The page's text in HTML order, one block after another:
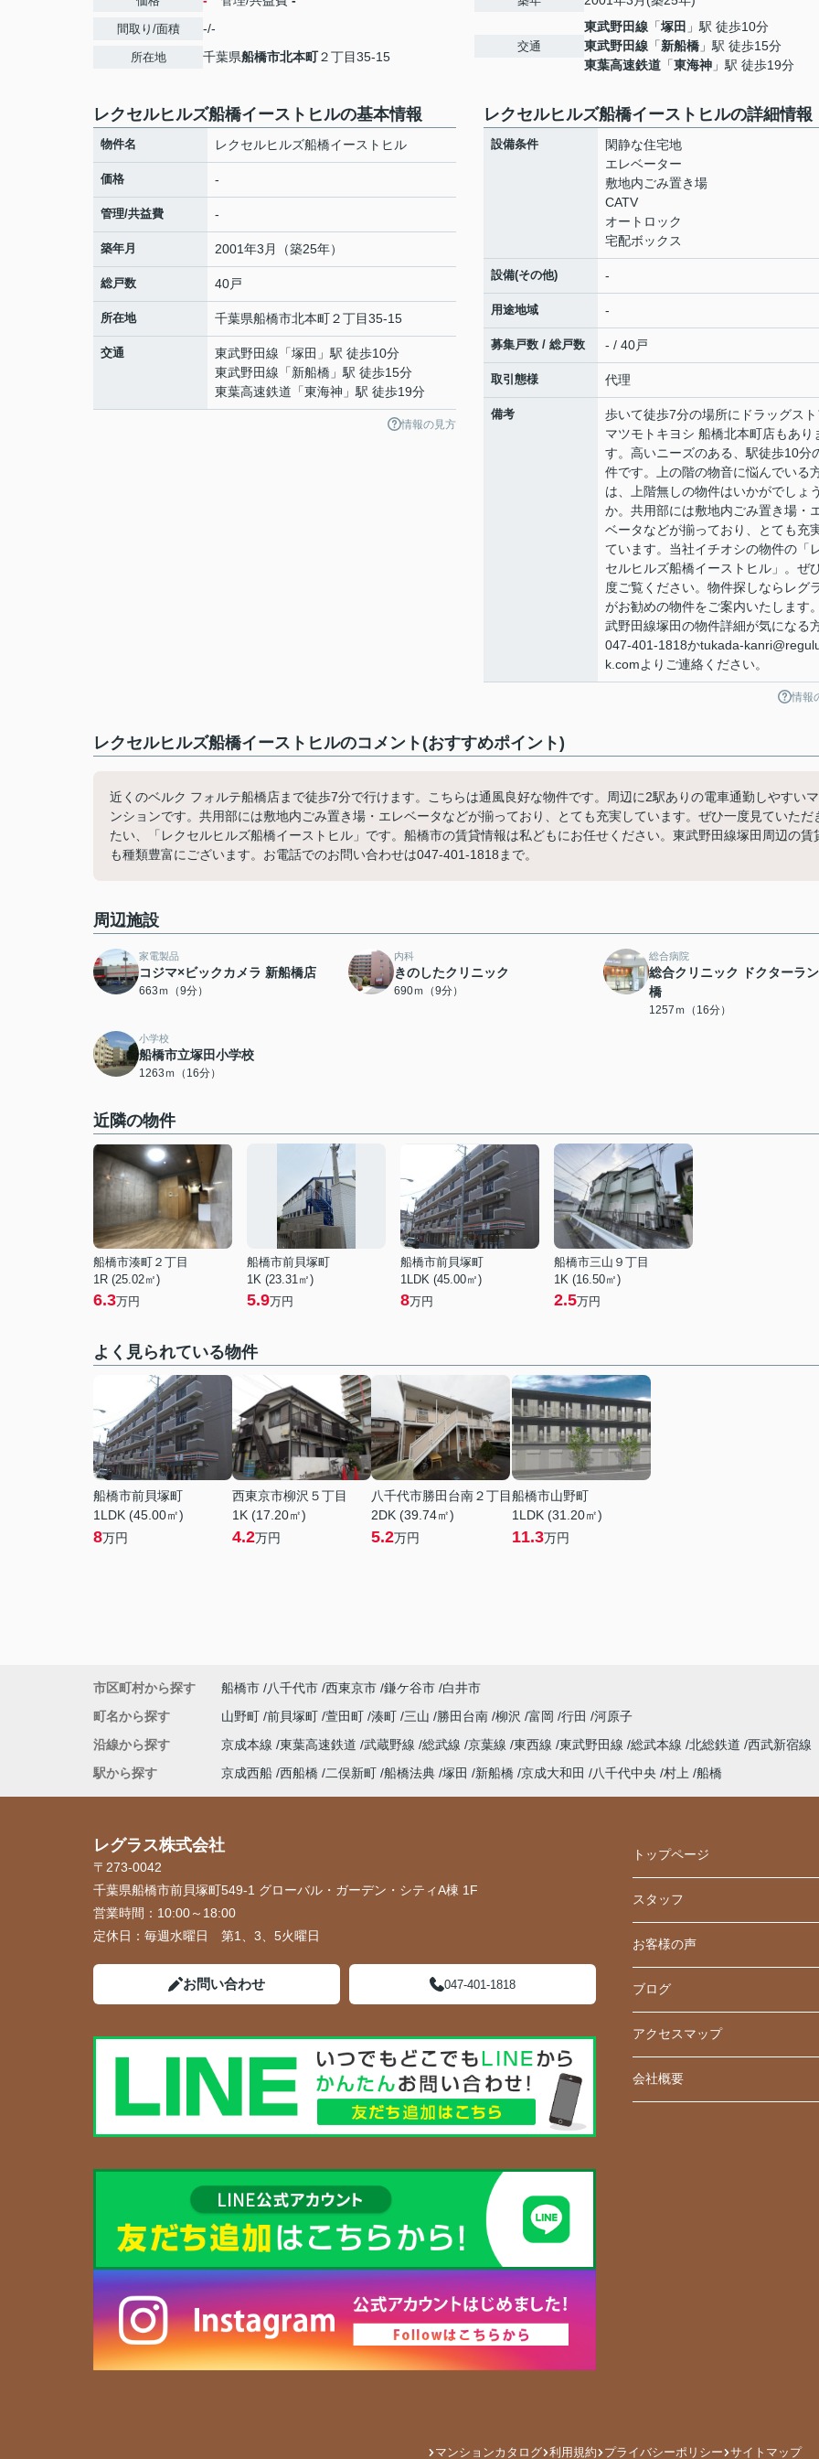
間取り/面積 -/-
所在地 千葉県船橋市北本町２丁目35-15
交通
東武野田線 「塚田 」駅 徒歩10分
東武野田線 「新船橋 」駅 徒歩15分
東葉高速鉄道 「東海神 」駅 徒歩19分
レクセルヒルズ船橋イーストヒルの基本情報
物件名 レクセルヒルズ船橋イーストヒル
価格 -
管理/共益費 -
築年月 2001年3月（築25年）
総戸数 40戸
所在地 千葉県船橋市北本町２丁目35-15
交通 東武野田線 「塚田 」駅 徒歩10分
東武野田線 「新船橋 」駅 徒歩15分
東葉高速鉄道 「東海神 」駅 徒歩19分
情報の見方
レクセルヒルズ船橋イーストヒルの詳細情報
設備条件
閑静な住宅地
エレベーター
敷地内ごみ置き場
CATV
オートロック
宅配ボックス
設備(その他) -
用途地域 -
募集戸数 / 総戸数 - / 40戸
取引態様 代理
備考
歩いて徒歩7分の場所にドラッグスト
マツモトキヨシ 船橋北本町店もあり
す。高いニーズのある、駅徒歩10分
件です。上の階の物音に悩んでいる
は、上階無しの物件はいかがでしょう
か。共用部には敷地内ごみ置き場・
ベータなどが揃っており、とても充
ています。当社イチオシの物件の「
セルヒルズ船橋イーストヒル」。ぜ
度ご覧ください。物件探しならレグ
がお勧めの物件をご案内いたします
武野田線塚田の物件詳細が気になる
047-401-1818かtukada-
k.comよりご連絡ください。
情報
レクセルヒルズ船橋イーストヒルのコメント(おすすめポイント)
近くのベルク フォルテ船橋店まで徒歩7分で行けます。こちらは通風良好な物件です。周辺に2駅ありの電車通勤しやすいマ
ンションです。共用部には敷地内ごみ置き場・エレベータなどが揃っており、とても充実しています。ぜひ一度見ていただ
たい、「レクセルヒルズ船橋イーストヒル」です。船橋市の賃貸情報は私どもにお任せください。東武野田線塚田周辺の賃
も種類豊富にございます。お電話でのお問い合わせは047-401-1818まで。
周辺施設
家電製品
コジマ×ビックカメラ 新船橋店
663ｍ（9分）
内科
きのしたクリニック
690ｍ（9分）
総合病院
総合クリニック ドクターラ
橋
1257ｍ（16分）
小学校
船橋市立塚田小学校
1263ｍ（16分）
近隣の物件
船橋市湊町２丁目
1R (25.02㎡)
6.3万円
船橋市前貝塚町
1K (23.31㎡)
5.9万円
船橋市前貝塚町
1LDK (45.00㎡)
8万円
船橋市三山９丁目
1K (16.50㎡)
2.5万円
よく見られている物件
船橋市前貝塚町
1LDK (45.00㎡)
8万円
西東京市柳沢５丁目
1K (17.20㎡)
4.2万円
八千代市勝田台南２丁目
2DK (39.74㎡)
5.2万円
船橋市山野町
1LDK (31.20㎡)
11.3万円
市区町村から探す 船橋市 八千代市 西東京市 鎌ケ谷市 白井市
町名から探す
山野町 前貝塚町 萱田町 湊町 三山 勝田台南 柳沢 富岡 行田
河原子
沿線から探す
京成本線 東葉高速鉄道 武蔵野線 総武線 京葉線 東西線 東武野田線 総武本線 北総鉄道 西武新宿線
駅から探す
京成西船 西船橋 二俣新町 船橋法典 塚田 新船橋 京成大和田 八千代中央 村上 船橋
レグラス株式会社
〒273-0042
千葉県船橋市前貝塚町549-1 グローバル・ガーデン・シティA棟 1F
営業時間： 10:00～18:00
定休日： 毎週水曜日 第1、3、5火曜日
お問い合わせ 047-401-1818
トップページ
スタッフ
お客様の声
ブログ
アクセスマップ
会社概要
マンションカタログ 利用規約 プライバシーポリシー サイトマップ